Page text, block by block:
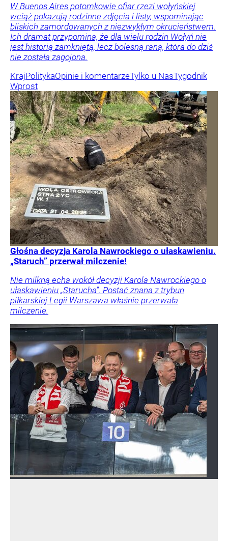
W Buenos Aires potomkowie ofiar rzezi wołyńskiej
wciąż pokazują rodzinne zdjęcia i listy, wspominając
bliskich zamordowanych z niezwykłym okrucieństwem.
Ich dramat przypomina, że dla wielu rodzin Wołyń nie
jest historią zamkniętą, lecz bolesną raną, która do dziś
nie została zagojona.
KrajPolitykaOpinie i komentarzeTylko u NasTygodnik
Wprost
Głośna decyzja Karola Nawrockiego o ułaskawieniu.
„Staruch” przerwał milczenie!
Nie milkną echa wokół decyzji Karola Nawrockiego o
ułaskawieniu „Starucha”. Postać znana z trybun
piłkarskiej Legii Warszawa właśnie przerwała
milczenie.